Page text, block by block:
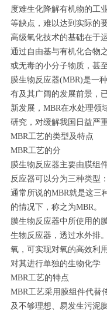
度难生化降解有机物的工
等缺点，难以达到实际的
高级氧化技术的基础在于
通过自由基与有机化合物
或无毒的小分子物质，甚
膜生物反应器(MBR)是一
有及其广阔的发展前景，
新发展，MBR在水处理领
研究，对缓解我国日益严
MBR工艺的类型及特点
MBR工艺的分
膜生物反应器主要由膜组
反应器可以分为三种类型
通常所说的MBR就是这三
的情况下，称之为MBR。
膜生物反应器中所使用的
生物反应器，透过水外排
氧，可实现对氧的高效利
对其进行单独的生物化学
MBR工艺的特点
MBR工艺采用膜组件代替
及不够理想、易发生污泥